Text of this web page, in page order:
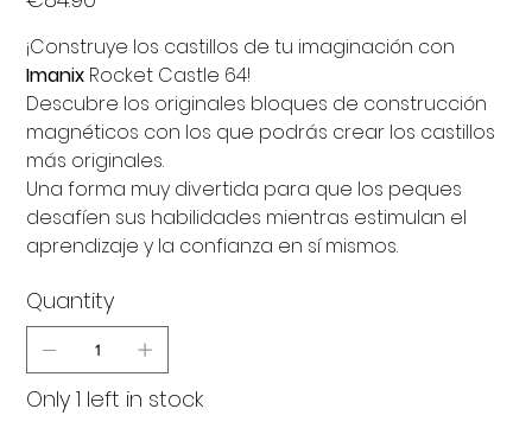
¡Construye los castillos de tu imaginación con
Imanix Rocket Castle 64!
Descubre los originales bloques de construcción
magnéticos con los que podrás crear los castillos
más originales.
Una forma muy divertida para que los peques
desafíen sus habilidades mientras estimulan el
aprendizaje y la confianza en sí mismos.
Quantity
Only 1 left in stock